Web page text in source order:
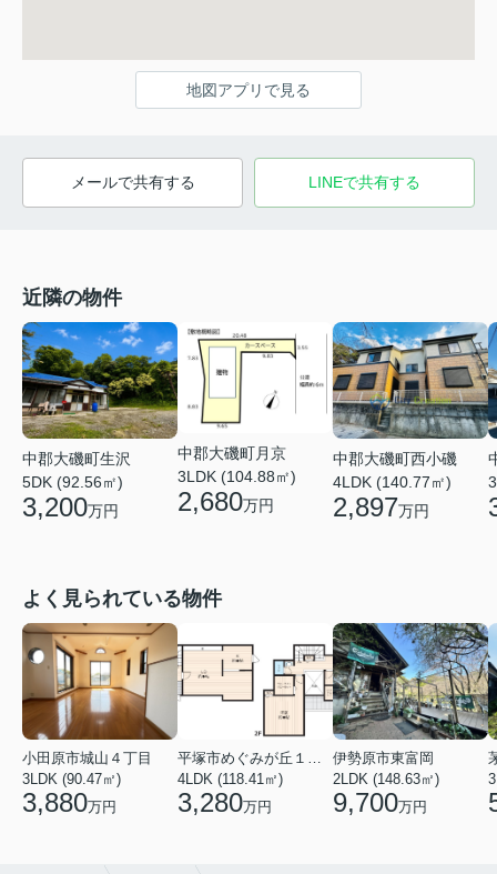
地図アプリで見る
メールで共有する LINEで共有する
近隣の物件
中郡大磯町生沢
5DK (92.56㎡)
3,200万円
中郡大磯町月京
3LDK (104.88㎡)
2,680万円
中郡大磯町西小磯
4LDK (140.77㎡)
2,897万円
よく見られている物件
小田原市城山４丁目
3LDK (90.47㎡)
3,880万円
平塚市めぐみが丘１丁目
4LDK (118.41㎡)
3,280万円
伊勢原市東富岡
2LDK (148.63㎡)
9,700万円